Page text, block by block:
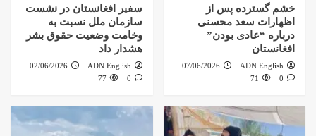
خشم گسترده پس از
اظهارات سعد محسنی
درباره “عادی بودن”
افغانستان
ADN English
07/06/2026
0
71
سفیر افغانستان در نشست
سازمان ملل نسبت به
وخامت وضعیت حقوق بشر
هشدار داد
ADN English
02/06/2026
0
77